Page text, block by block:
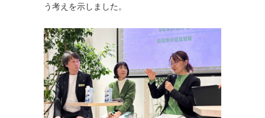
う考えを示しました。